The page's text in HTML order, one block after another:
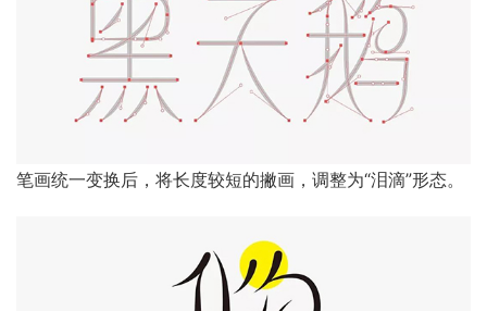
笔画统一变换后，将长度较短的撇画，调整为“泪滴”形态。